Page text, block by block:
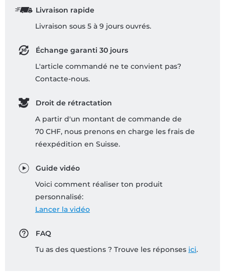
Livraison rapide
Livraison sous 5 à 9 jours ouvrés.
Échange garanti 30 jours
L'article commandé ne te convient pas?
Contacte-nous.
Droit de rétractation
A partir d'un montant de commande de
70 CHF, nous prenons en charge les frais de
réexpédition en Suisse.
Guide vidéo
Voici comment réaliser ton produit
personnalisé:
Lancer la vidéo
FAQ
Tu as des questions ? Trouve les réponses ici.